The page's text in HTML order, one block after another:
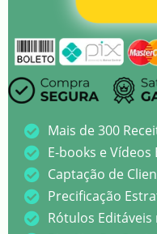
Mais de 300
E-books e Vídeos
Captação de
Precificação
Rótulos Editáveis